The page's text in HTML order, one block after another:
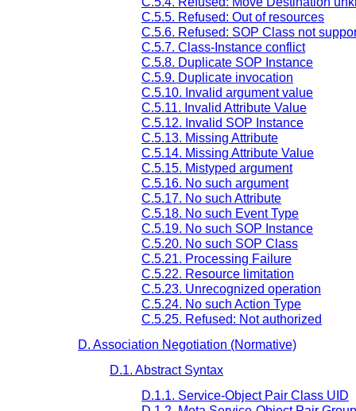
C.5.5. Refused: Out of resources
C.5.6. Refused: SOP Class not
C.5.7. Class-Instance conflict
C.5.8. Duplicate SOP Instance
C.5.9. Duplicate invocation
C.5.10. Invalid argument value
C.5.11. Invalid Attribute Value
C.5.12. Invalid SOP Instance
C.5.13. Missing Attribute
C.5.14. Missing Attribute Value
C.5.15. Mistyped argument
C.5.16. No such argument
C.5.17. No such Attribute
C.5.18. No such Event Type
C.5.19. No such SOP Instance
C.5.20. No such SOP Class
C.5.21. Processing Failure
C.5.22. Resource limitation
C.5.23. Unrecognized operation
C.5.24. No such Action Type
C.5.25. Refused: Not authorized
D. Association Negotiation (Normative)
D.1. Abstract Syntax
D.1.1. Service-Object Pair Class UID